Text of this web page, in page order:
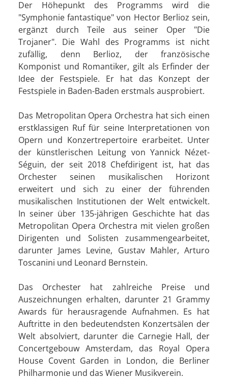
Der Höhepunkt des Programms wird die
"Symphonie fantastique" von Hector Berlioz sein,
ergänzt durch Teile aus seiner Oper "Die
Trojaner". Die Wahl des Programms ist nicht
zufällig, denn Berlioz, der französische
Komponist und Romantiker, gilt als Erfinder der
Idee der Festspiele. Er hat das Konzept der
Festspiele in Baden-Baden erstmals ausprobiert.
Das Metropolitan Opera Orchestra hat sich einen
erstklassigen Ruf für seine Interpretationen von
Opern und Konzertrepertoire erarbeitet. Unter
der künstlerischen Leitung von Yannick Nézet-
Séguin, der seit 2018 Chefdirigent ist, hat das
Orchester seinen musikalischen Horizont
erweitert und sich zu einer der führenden
musikalischen Institutionen der Welt entwickelt.
In seiner über 135-jährigen Geschichte hat das
Metropolitan Opera Orchestra mit vielen großen
Dirigenten und Solisten zusammengearbeitet,
darunter James Levine, Gustav Mahler, Arturo
Toscanini und Leonard Bernstein.
Das Orchester hat zahlreiche Preise und
Auszeichnungen erhalten, darunter 21 Grammy
Awards für herausragende Aufnahmen. Es hat
Auftritte in den bedeutendsten Konzertsälen der
Welt absolviert, darunter die Carnegie Hall, der
Concertgebouw Amsterdam, das Royal Opera
House Covent Garden in London, die Berliner
Philharmonie und das Wiener Musikverein.